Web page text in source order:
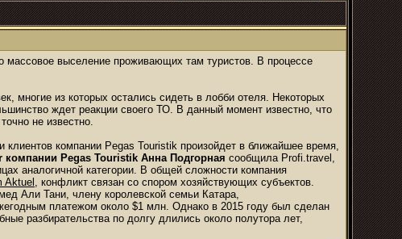
выселение проживающих там туристов. В процессе
многие из которых остались сидеть в лобби отеля. Некоторых
ждет реакции своего ТО. В данный момент известно, что
не известно.
клиентов компании Pegas Touristik произойдет в ближайшее время,
компании Pegas Touristik Анна Подгорная сообщила Profi.travel,
аналогичной категории. В общей сложности компания
Aktuel , конфликт связан со спором хозяйствующих субъектов.
Али Тани, члену королевской семьи Катара,
платежом около $1 млн. Однако в 2015 году был сделан
разбирательства по долгу длились около полутора лет,